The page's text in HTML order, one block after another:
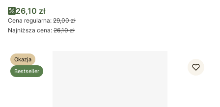
Cena promocyjna
26,10 zł
Cena regularna: 29,00 zł
Najniższa cena: 26,10 zł
Okazja
Bestseller